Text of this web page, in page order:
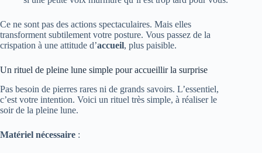
Ce ne sont pas des actions spectaculaires. Mais elles
transforment subtilement votre posture. Vous passez de la
crispation à une attitude d’accueil, plus paisible.
Un rituel de pleine lune simple pour accueillir la surprise
Pas besoin de pierres rares ni de grands savoirs. L’essentiel,
c’est votre intention. Voici un rituel très simple, à réaliser le
soir de la pleine lune.
Matériel nécessaire :